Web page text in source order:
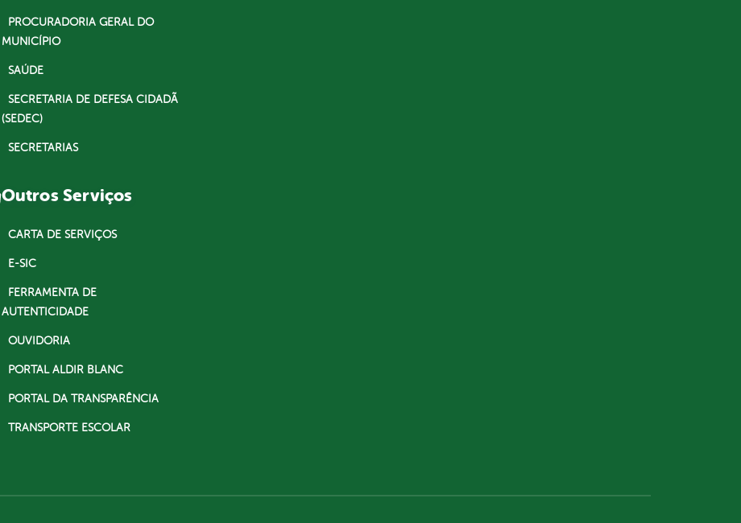
PROCURADORIA GERAL DO
MUNICÍPIO
SAÚDE
SECRETARIA DE DEFESA CIDADÃ
(SEDEC)
SECRETARIAS
Outros Serviços
CARTA DE SERVIÇOS
E-SIC
FERRAMENTA DE
AUTENTICIDADE
OUVIDORIA
PORTAL ALDIR BLANC
PORTAL DA TRANSPARÊNCIA
TRANSPORTE ESCOLAR